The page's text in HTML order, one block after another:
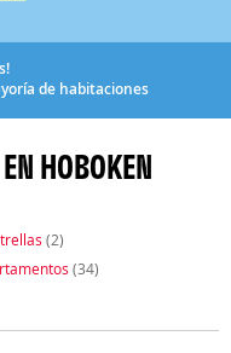
de habitaciones
HOBOKEN
(2)
(34)